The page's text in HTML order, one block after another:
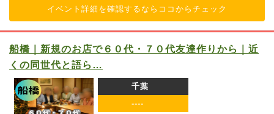
イベント詳細を確認するならココからチェック
船橋｜新規のお店で６０代・７０代友達作りから｜近
くの同世代と語ら…
千葉
----